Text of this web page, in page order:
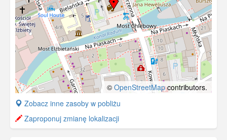
© OpenStreetMapcontributors.
+
−
Zobacz inne zasoby w pobliżu
Zaproponuj zmianę lokalizacji